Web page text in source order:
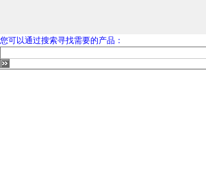
您可以通过搜索寻找需要的产品：